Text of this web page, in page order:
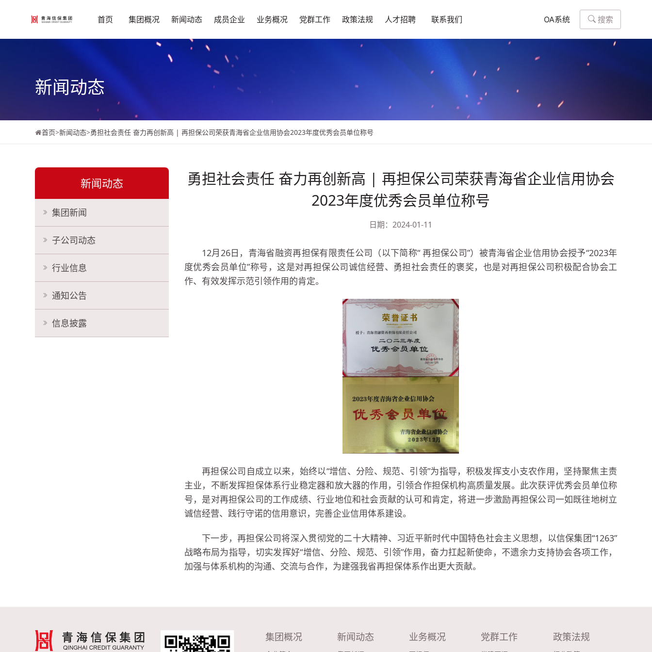
首页 集团概况 新闻动态 成员企业 业务概况 党群工作 政策法规 人才招聘 联系我们 OA系统 搜索
新闻动态
首页>新闻动态>勇担社会责任 奋力再创新高 | 再担保公司荣获青海省企业信用协会2023年度优秀会员单位称号
新闻动态
集团新闻
子公司动态
行业信息
通知公告
信息披露
勇担社会责任 奋力再创新高 | 再担保公司荣获青海省企业信用协会
2023年度优秀会员单位称号
日期：2024-01-11
12月26日，青海省融资再担保有限责任公司（以下简称“ 再担保公司”）被青海省企业信用协会授予“2023年
度优秀会员单位”称号，这是对再担保公司诚信经营、勇担社会责任的褒奖，也是对再担保公司积极配合协会工
作、有效发挥示范引领作用的肯定。
再担保公司自成立以来，始终以“增信、分险、规范、引领”为指导，积极发挥支小支农作用，坚持聚焦主责
主业，不断发挥担保体系行业稳定器和放大器的作用，引领合作担保机构高质量发展。此次获评优秀会员单位称
号，是对再担保公司的工作成绩、行业地位和社会贡献的认可和肯定，将进一步激励再担保公司一如既往地树立
诚信经营、践行守诺的信用意识，完善企业信用体系建设。
下一步，再担保公司将深入贯彻党的二十大精神、习近平新时代中国特色社会主义思想，以信保集团“1263”
战略布局为指导，切实发挥好“增信、分险、规范、引领”作用，奋力扛起新使命，不遗余力支持协会各项工作，
加强与体系机构的沟通、交流与合作，为建强我省再担保体系作出更大贡献。
集团概况 新闻动态 业务概况 党群工作 政策法规